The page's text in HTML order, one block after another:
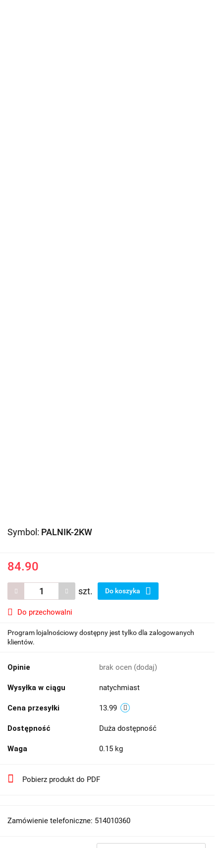
Symbol: PALNIK-2KW
84.90
szt. Do koszyka
Do przechowalni
Program lojalnościowy dostępny jest tylko dla zalogowanych
klientów.
Opinie brak ocen (dodaj)
Wysyłka w ciągu natychmiast
Cena przesyłki 13.99
Dostępność Duża dostępność
Waga 0.15 kg
Pobierz produkt do PDF
Zamówienie telefoniczne: 514010360